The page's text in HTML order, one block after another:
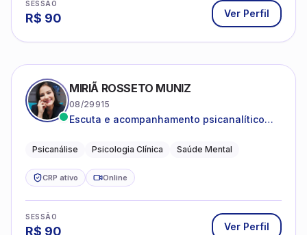
SESSÃO
R$ 90 Ver Perfil
MIRIÃ ROSSETO MUNIZ
08/29915
Escuta e acompanhamento psicanalítico
Psicanálise Psicologia Clínica Saúde Mental
CRP ativo Online
SESSÃO
R$ 90 Ver Perfil